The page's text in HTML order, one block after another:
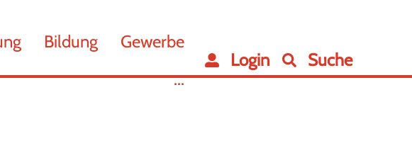
Bildung
Gewerbe
...
Login Suche